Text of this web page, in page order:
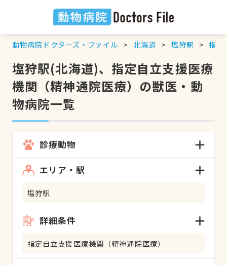
動物病院ドクターズ・ファイル 北海道 塩狩駅 指定
塩狩駅(北海道)、指定自立支援医療
機関（精神通院医療）の獣医・動
物病院一覧
診療動物
エリア・駅
塩狩駅
詳細条件
指定自立支援医療機関（精神通院医療）